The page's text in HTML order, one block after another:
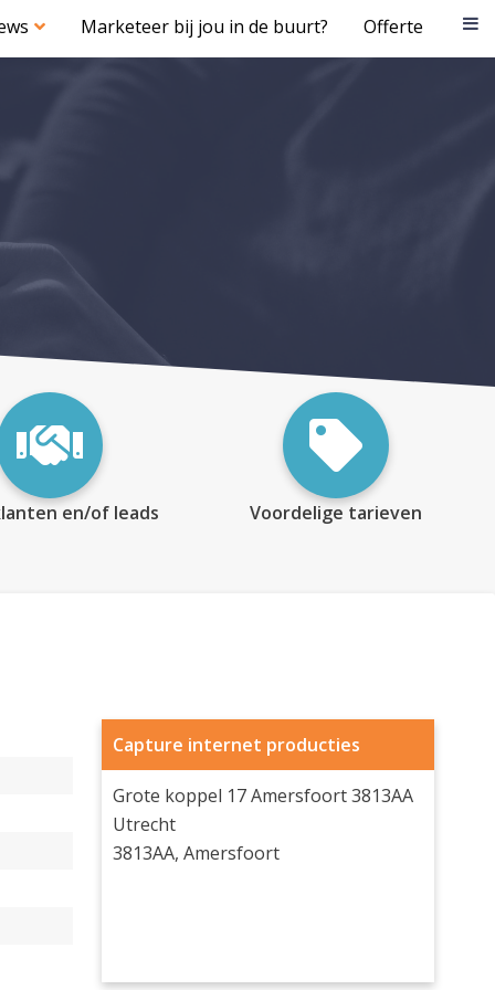
Marketeer bij jou in de buurt? Offerte
en/of leads Voordelige tarieven
Capture internet producties
Grote koppel 17 Amersfoort 3813AA
Utrecht
3813AA, Amersfoort